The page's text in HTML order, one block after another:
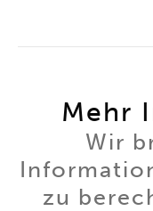
Mehr
Wir
zu